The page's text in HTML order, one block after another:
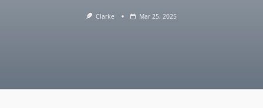
Clarke Mar 25, 2025